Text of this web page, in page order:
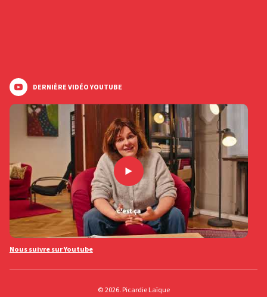
DERNIÈRE VIDÉO YOUTUBE
Nous suivre sur Youtube
© 2026. Picardie Laïque